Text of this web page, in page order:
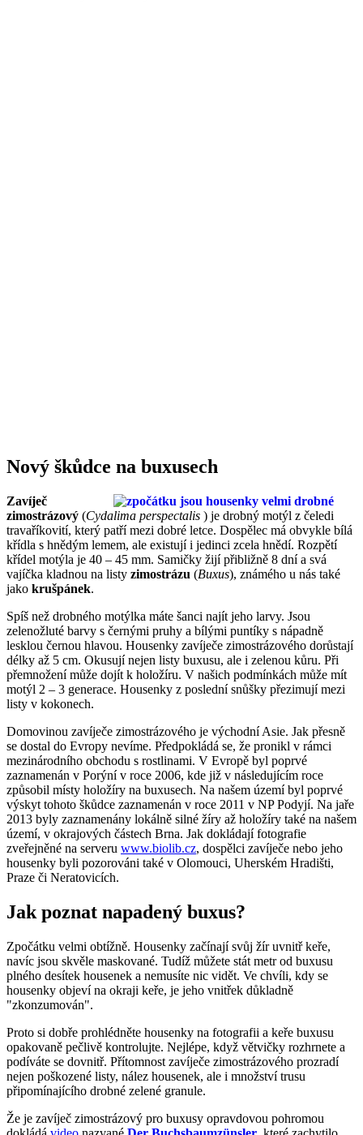
Nový škůdce na buxusech
Zavíječ
zimostrázový (Cydalima perspectalis ) je drobný motýl z čeledi
travaříkovití, který patří mezi dobré letce. Dospělec má obvykle bílá
křídla s hnědým lemem, ale existují i jedinci zcela hnědí. Rozpětí
křídel motýla je 40 – 45 mm. Samičky žijí přibližně 8 dní a svá
vajíčka kladnou na listy zimostrázu (Buxus), známého u nás také
jako krušpánek.
Spíš než drobného motýlka máte šanci najít jeho larvy. Jsou
zelenožluté barvy s černými pruhy a bílými puntíky s nápadně
lesklou černou hlavou. Housenky zavíječe zimostrázového dorůstají
délky až 5 cm. Okusují nejen listy buxusu, ale i zelenou kůru. Při
přemnožení může dojít k holožíru. V našich podmínkách může mít
motýl 2 – 3 generace. Housenky z poslední snůšky přezimují mezi
listy v kokonech.
Domovinou zavíječe zimostrázového je východní Asie. Jak přesně
se dostal do Evropy nevíme. Předpokládá se, že pronikl v rámci
mezinárodního obchodu s rostlinami. V Evropě byl poprvé
zaznamenán v Porýní v roce 2006, kde již v následujícím roce
způsobil místy holožíry na buxusech. Na našem území byl poprvé
výskyt tohoto škůdce zaznamenán v roce 2011 v NP Podyjí. Na jaře
2013 byly zaznamenány lokálně silné žíry až holožíry také na našem
území, v okrajových částech Brna. Jak dokládají fotografie
zveřejněné na serveru www.biolib.cz, dospělci zavíječe nebo jeho
housenky byli pozorováni také v Olomouci, Uherském Hradišti,
Praze či Neratovicích.
Jak poznat napadený buxus?
Zpočátku velmi obtížně. Housenky začínají svůj žír uvnitř keře,
navíc jsou skvěle maskované. Tudíž můžete stát metr od buxusu
plného desítek housenek a nemusíte nic vidět. Ve chvíli, kdy se
housenky objeví na okraji keře, je jeho vnitřek důkladně
"zkonzumován".
Proto si dobře prohlédněte housenky na fotografii a keře buxusu
opakovaně pečlivě kontrolujte. Nejlépe, když větvičky rozhrnete a
podíváte se dovnitř. Přítomnost zavíječe zimostrázového prozradí
nejen poškozené listy, nález housenek, ale i množství trusu
připomínajícího drobné zelené granule.
Že je zavíječ zimostrázový pro buxusy opravdovou pohromou